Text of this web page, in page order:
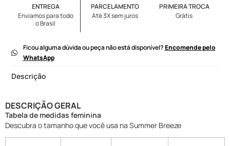
ENTREGA
Enviamos para todo
o Brasil
PARCELAMENTO
Até 3X sem juros
PRIMEIRA TROCA
Grátis
Ficou alguma dúvida ou peça não está disponível?Encomende pelo
WhatsApp
Descrição
DESCRIÇÃO GERAL
Tabela de medidas feminina
Descubra o tamanho que você usa na Summer Breeze